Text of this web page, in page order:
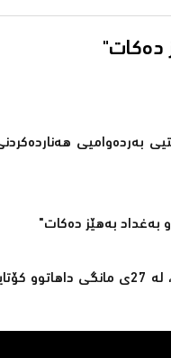
بەردەوامیی
بەغداد بەهێز دەكات"
ڕێككەوتنی هەناردەكردنی نەوتی عێراق لە ڕێی بەندەری جەیهانەوە، لە ساڵی 1973ـەوە لەنێوان عێراق و